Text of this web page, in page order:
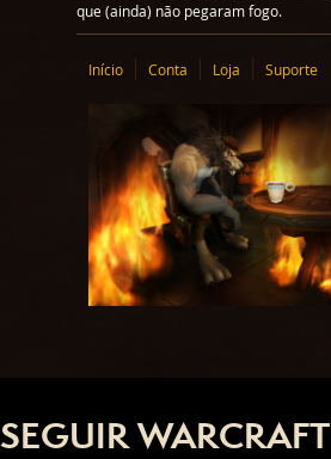
que (ainda) não pegaram fogo.
Início Conta Loja Suporte
SEGUIR WARCRAFT